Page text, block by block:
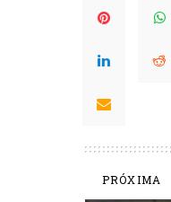
PRÓXIMA